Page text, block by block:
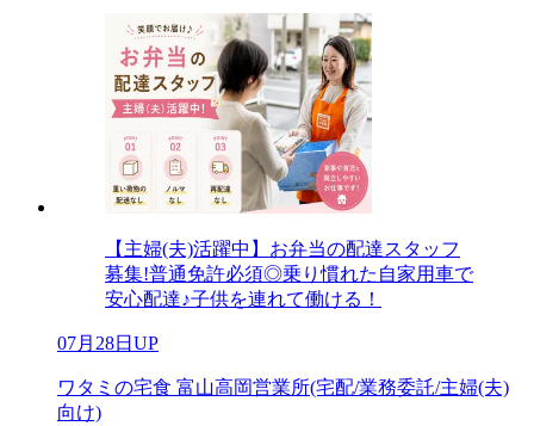
【主婦(夫)活躍中】お弁当の配達スタッフ
募集!普通免許必須◎乗り慣れた自家用車で
安心配達♪子供を連れて働ける！
07月28日UP
ワタミの宅食 富山高岡営業所(宅配/業務委託/主婦(夫)
向け)